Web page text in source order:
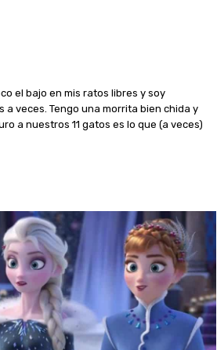
el bajo en mis ratos libres y soy
veces. Tengo una morrita bien chida y
a nuestros 11 gatos es lo que (a veces)